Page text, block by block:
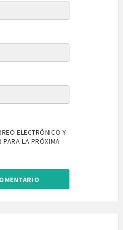
ELECTRÓNICO Y
PARA LA PRÓXIMA